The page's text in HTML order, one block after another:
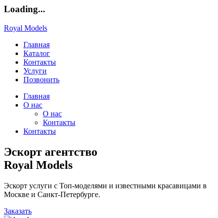
Loading...
Royal Models
Главная
Каталог
Контакты
Услуги
Позвонить
Главная
О нас
О нас
Контакты
Контакты
Эскорт агентство
Royal Models
Эскорт услуги с Топ-моделями и известными красавицами в
Москве и Санкт-Петербурге.
Заказать